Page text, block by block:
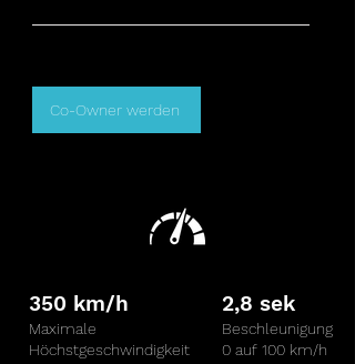
Co-Owner werden
350 km/h
Maximale
Höchstgeschwindigkeit
2,8 sek
Beschleunigung
0 auf 100 km/h